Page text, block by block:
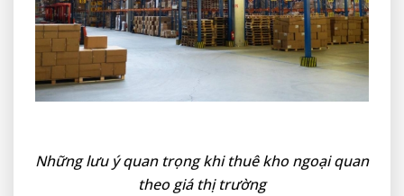
Những lưu ý quan trọng khi thuê kho ngoại quan
theo giá thị trường